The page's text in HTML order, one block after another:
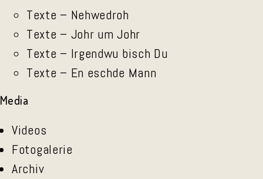
Texte – Nehwedroh
Texte – Johr um Johr
Texte – Irgendwu bisch Du
Texte – En eschde Mann
Media
Videos
Fotogalerie
Archiv